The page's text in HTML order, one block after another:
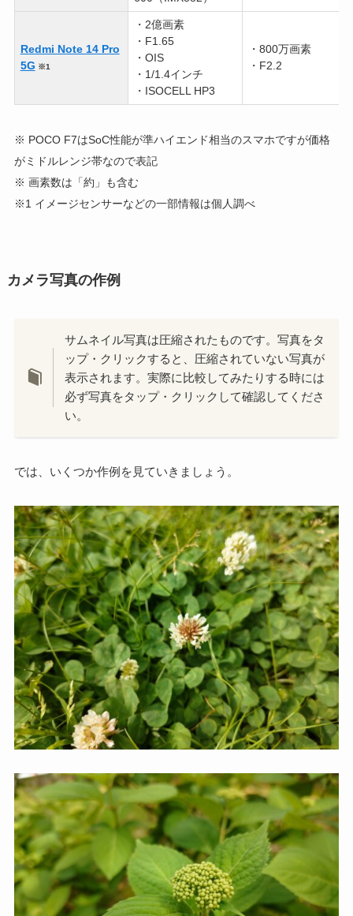
Redmi Note 14 Pro
5G ※1
・2億画素
・F1.65
・OIS
・1/1.4インチ
・ISOCELL HP3
・800万画素
・F2.2
※ POCO F7はSoC性能が準ハイエンド相当のスマホですが価格
がミドルレンジ帯なので表記
※ 画素数は「約」も含む
※1 イメージセンサーなどの一部情報は個人調べ
カメラ写真の作例
サムネイル写真は圧縮されたものです。写真をタ
ップ・クリックすると、圧縮されていない写真が
表示されます。実際に比較してみたりする時には
必ず写真をタップ・クリックして確認してくださ
い。
では、いくつか作例を見ていきましょう。